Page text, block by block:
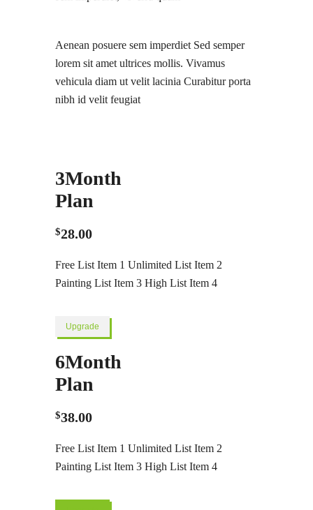
Aenean posuere sem imperdiet Sed semper
lorem sit amet ultrices mollis. Vivamus
vehicula diam ut velit lacinia Curabitur porta
nibh id velit feugiat
3Month
Plan
$28.00
Free List Item 1 Unlimited List Item 2
Painting List Item 3 High List Item 4
Upgrade
6Month
Plan
$38.00
Free List Item 1 Unlimited List Item 2
Painting List Item 3 High List Item 4